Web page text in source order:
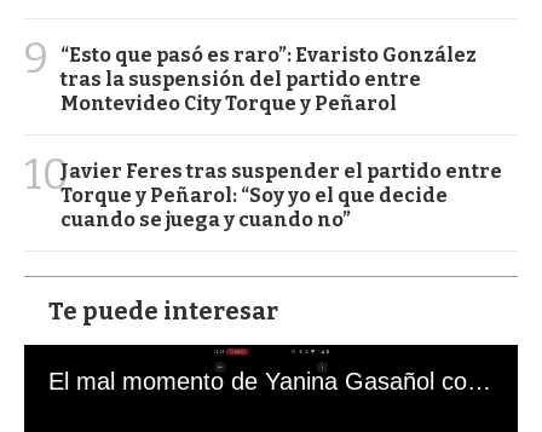
9
“Esto que pasó es raro”: Evaristo González
tras la suspensión del partido entre
Montevideo City Torque y Peñarol
10Javier Feres tras suspender el partido entre
Torque y Peñarol: “Soy yo el que decide
cuando se juega y cuando no”
Te puede interesar
El mal momento de Yanina Gasañol con un hincha argentino en "Subrayado"